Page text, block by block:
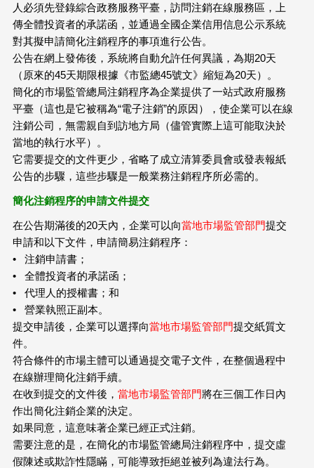
人必須先登錄綜合政務服務平臺，訪問注銷在線服務區，上
傳全體投資者的承諾函，並通過全國企業信用信息公示系統
對其擬申請簡化注銷程序的事項進行公告。
公告在網上發佈後，系統將自動允許任何異議，為期20天
（原來的45天期限根據《市監總45號文》縮短為20天）。
簡化的市場監管總局注銷程序為企業提供了一站式政府服務
平臺（這也是它被稱為“電子注銷”的原因），使企業可以在線
注銷公司，無需親自到訪地方局（儘管實際上這可能取決於
當地的執行水平）。
它需要提交的文件更少，省略了成立清算委員會或發表報紙
公告的步驟，這些步驟是一般業務注銷程序所必需的。
簡化注銷程序的申請文件提交
在公告期滿後的20天內，企業可以向當地市場監管部門提交
申請和以下文件，申請簡易注銷程序：
• 注銷申請書；
• 全體投資者的承諾函；
• 代理人的授權書；和
• 營業執照正副本。
提交申請後，企業可以選擇向當地市場監管部門提交紙質文
件。
符合條件的市場主體可以通過提交電子文件，在整個過程中
在線辦理簡化注銷手續。
在收到提交的文件後， 當地市場監管部門將在三個工作日內
作出簡化注銷企業的決定。
如果同意，這意味著企業已經正式注銷。
需要注意的是，在簡化的市場監管總局注銷程序中，提交虛
假陳述或欺詐性隱瞞，可能導致拒絕並被列為違法行為。